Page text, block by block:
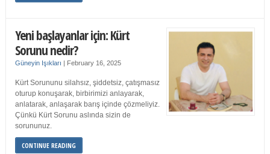
Yeni başlayanlar için: Kürt
Sorunu nedir?
Güneyin Işıkları | February 16, 2025
Kürt Sorununu silahsız, şiddetsiz, çatışmasız
oturup konuşarak, birbirimizi anlayarak,
anlatarak, anlaşarak barış içinde çözmeliyiz.
Çünkü Kürt Sorunu aslında sizin de
sorununuz.
CONTINUE READING